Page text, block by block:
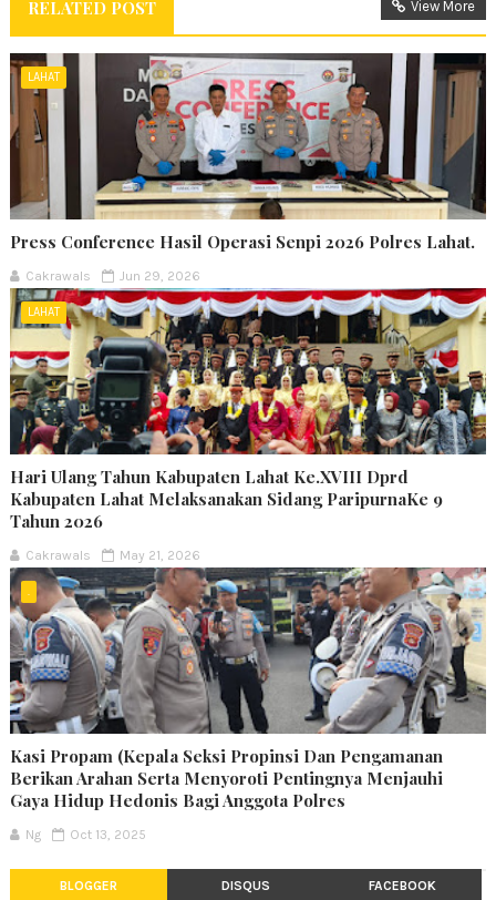
RELATED POST View More
LAHAT
Press Conference Hasil Operasi Senpi 2026 Polres Lahat.
Cakrawals Jun 29, 2026
LAHAT
Hari Ulang Tahun Kabupaten Lahat Ke.XVIII Dprd
Kabupaten Lahat Melaksanakan Sidang ParipurnaKe 9
Tahun 2026
Cakrawals May 21, 2026
.
Kasi Propam (Kepala Seksi Propinsi Dan Pengamanan
Berikan Arahan Serta Menyoroti Pentingnya Menjauhi
Gaya Hidup Hedonis Bagi Anggota Polres
Ng Oct 13, 2025
BLOGGER DISQUS FACEBOOK